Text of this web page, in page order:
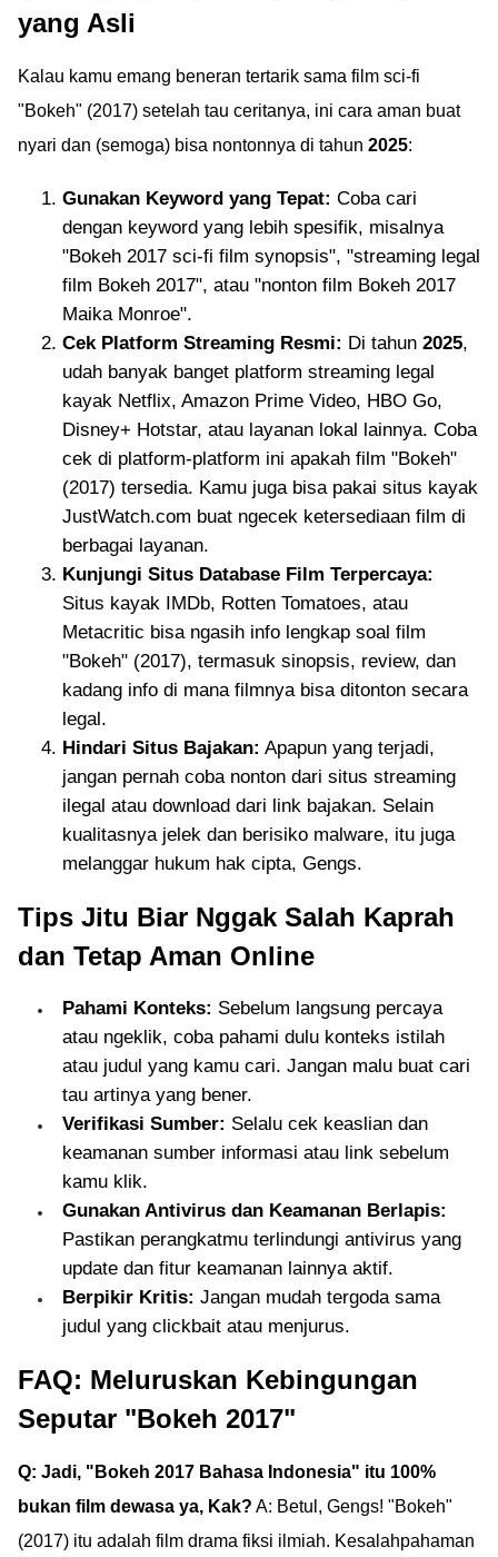
yang Asli
Kalau kamu emang beneran tertarik sama film sci-fi
"Bokeh" (2017) setelah tau ceritanya, ini cara aman buat
nyari dan (semoga) bisa nontonnya di tahun 2025:
Gunakan Keyword yang Tepat: Coba cari
dengan keyword yang lebih spesifik, misalnya
"Bokeh 2017 sci-fi film synopsis", "streaming legal
film Bokeh 2017", atau "nonton film Bokeh 2017
Maika Monroe".
Cek Platform Streaming Resmi: Di tahun 2025,
udah banyak banget platform streaming legal
kayak Netflix, Amazon Prime Video, HBO Go,
Disney+ Hotstar, atau layanan lokal lainnya. Coba
cek di platform-platform ini apakah film "Bokeh"
(2017) tersedia. Kamu juga bisa pakai situs kayak
JustWatch.com buat ngecek ketersediaan film di
berbagai layanan.
Kunjungi Situs Database Film Terpercaya:
Situs kayak IMDb, Rotten Tomatoes, atau
Metacritic bisa ngasih info lengkap soal film
"Bokeh" (2017), termasuk sinopsis, review, dan
kadang info di mana filmnya bisa ditonton secara
legal.
Hindari Situs Bajakan: Apapun yang terjadi,
jangan pernah coba nonton dari situs streaming
ilegal atau download dari link bajakan. Selain
kualitasnya jelek dan berisiko malware, itu juga
melanggar hukum hak cipta, Gengs.
Tips Jitu Biar Nggak Salah Kaprah
dan Tetap Aman Online
Pahami Konteks: Sebelum langsung percaya
atau ngeklik, coba pahami dulu konteks istilah
atau judul yang kamu cari. Jangan malu buat cari
tau artinya yang bener.
Verifikasi Sumber: Selalu cek keaslian dan
keamanan sumber informasi atau link sebelum
kamu klik.
Gunakan Antivirus dan Keamanan Berlapis:
Pastikan perangkatmu terlindungi antivirus yang
update dan fitur keamanan lainnya aktif.
Berpikir Kritis: Jangan mudah tergoda sama
judul yang clickbait atau menjurus.
FAQ: Meluruskan Kebingungan
Seputar "Bokeh 2017"
Q: Jadi, "Bokeh 2017 Bahasa Indonesia" itu 100%
bukan film dewasa ya, Kak? A: Betul, Gengs! "Bokeh"
(2017) itu adalah film drama fiksi ilmiah. Kesalahpahaman